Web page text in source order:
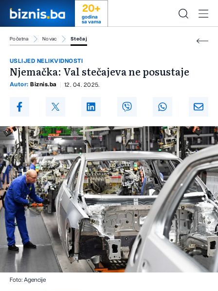
20+
godina
sa vama
Početna Novac Stečaj
USLIJED NELIKVIDNOSTI
Njemačka: Val stečajeva ne posustaje
Autor: Biznis.ba 12. 04. 2025.
Foto: Agencije